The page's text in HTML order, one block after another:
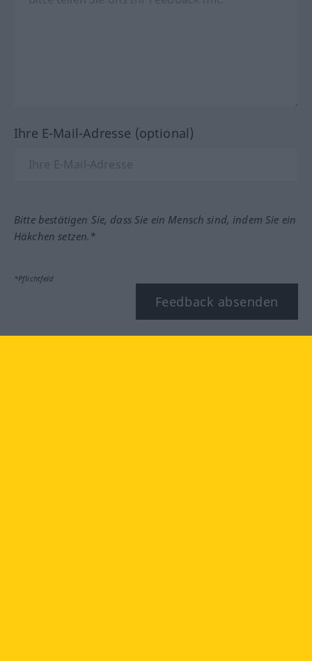
Ihre E-Mail-Adresse (optional)
Bitte bestätigen Sie, dass Sie ein Mensch sind, indem Sie ein
Häkchen setzen.*
*Pflichtfeld
Feedback absenden